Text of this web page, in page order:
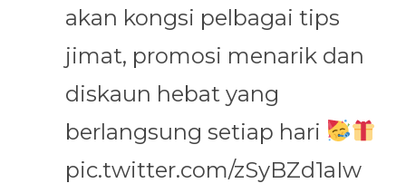
akan kongsi pelbagai tips
jimat, promosi menarik dan
diskaun hebat yang
berlangsung setiap hari
pic.twitter.com/zSyBZd1aIw